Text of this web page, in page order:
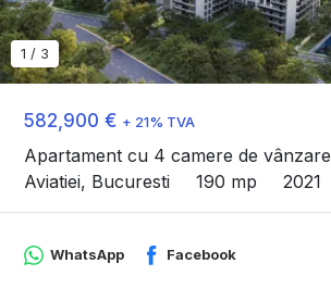
582,900 € + 21% TVA
Apartament cu 4 camere de vânzare
Aviatiei, Bucuresti
190 mp 2021
1 / 3
WhatsApp Facebook